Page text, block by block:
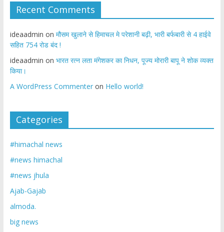
Recent Comments
ideaadmin on मौसम खुलाने से हिमाचल मे परेशानी बढ़ी, भारी बर्फबारी से 4 हाईवे
सहित 754 रोड बंद !
ideaadmin on भारत रत्न लता मंगेशकर का निधन, पूज्य मोरारी बापू ने शोक व्यक्त
किया।
A WordPress Commenteron Hello world!
Categories
#himachal news
#news himachal
#news jhula
Ajab-Gajab
almoda.
big news